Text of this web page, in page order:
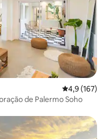
4,9 de uma
4,9 (167)
de Palermo Soho